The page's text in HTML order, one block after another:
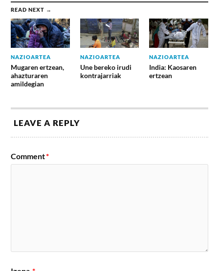
READ NEXT →
NAZIOARTEA
Mugaren ertzean,
ahazturaren
amildegian
NAZIOARTEA
Une bereko irudi
kontrajarriak
NAZIOARTEA
India: Kaosaren
ertzean
LEAVE A REPLY
Comment*